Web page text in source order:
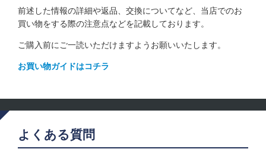
前述した情報の詳細や返品、交換についてなど、当店でのお
買い物をする際の注意点などを記載しております。
ご購入前にご一読いただけますようお願いいたします。
お買い物ガイドはコチラ
よくある質問